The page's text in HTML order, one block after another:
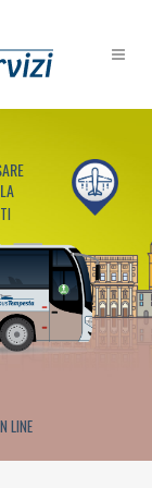
LINE